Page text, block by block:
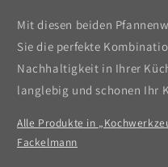
Mit diesen beiden
Sie die perfekte
Nachhaltigkeit in Ihrer
langlebig und schonen Ihr
Alle Produkte in
Fackelmann